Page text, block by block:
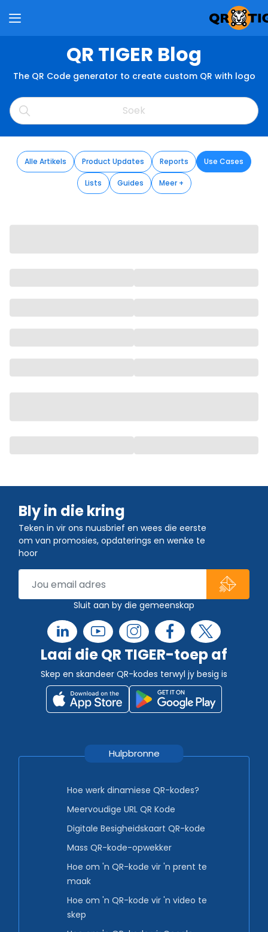
QR TIGER Blog
The QR Code generator to create custom QR with logo
Alle Artikels Product Updates Reports Use Cases
Lists Guides Meer +
Bly in die kring
Teken in vir ons nuusbrief en wees die eerste
om van promosies, opdaterings en wenke te
hoor
Sluit aan by die gemeenskap
Laai die QR TIGER-toep af
Skep en skandeer QR-kodes terwyl jy besig is
Hulpbronne
Hoe werk dinamiese QR-kodes?
Meervoudige URL QR Kode
Digitale Besigheidskaart QR-kode
Mass QR-kode-opwekker
Hoe om 'n QR-kode vir 'n prent te
maak
Hoe om 'n QR-kode vir 'n video te
skep